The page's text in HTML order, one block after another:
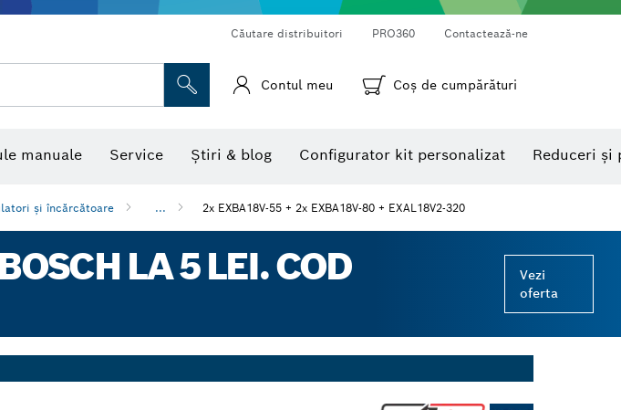
Căutare distribuitori PRO360 Contactează-ne
Contul meu Coş de cumpărături
manuale Service Știri & blog Configurator kit personalizat Reduceri și
şi încărcătoare ... 2x EXBA18V-55 + 2x EXBA18V-80 + EXAL18V2-320
LA 5 LEI. COD
Vezi
oferta